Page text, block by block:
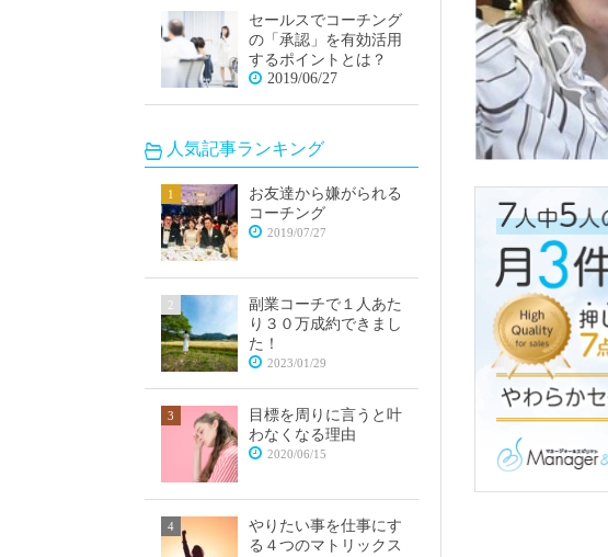
セールスでコーチング
の「承認」を有効活用
するポイントとは？
2019/06/27
人気記事ランキング
お友達から嫌がられる
コーチング
2019/07/27
副業コーチで１人あた
り３０万成約できまし
た！
2023/01/29
目標を周りに言うと叶
わなくなる理由
2020/06/15
やりたい事を仕事にす
る４つのマトリックス